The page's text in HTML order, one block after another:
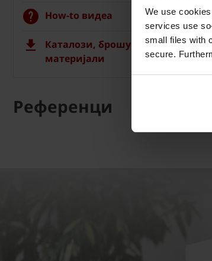
We use
services use
small files with
secure.
How-to видеа
Каталози, брошури и технички
материјали
Референци